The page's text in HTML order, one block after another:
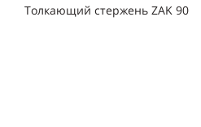
Толкающий стержень ZAK 90